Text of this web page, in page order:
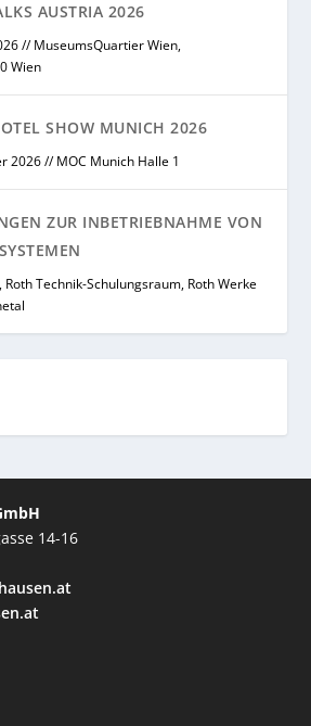
AUSTRIA 2026
// MuseumsQuartier Wien,
Wien
SHOW MUNICH 2026
2026 // MOC Munich Halle 1
ZUR INBETRIEBNAHME VON
Roth Technik-Schulungsraum, Roth Werke
14-16